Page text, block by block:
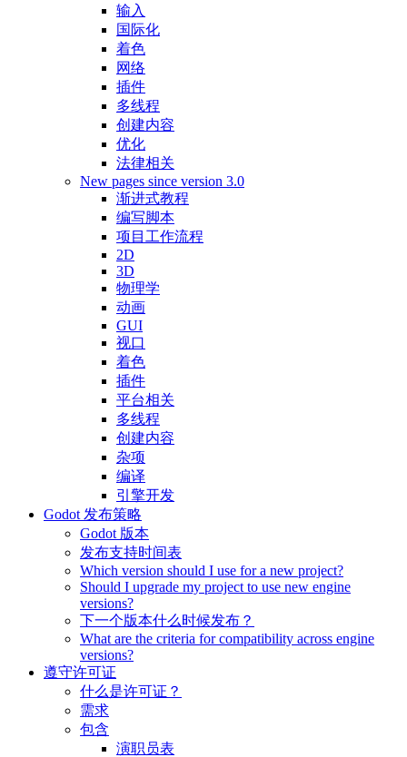
输入
国际化
着色
网络
插件
多线程
创建内容
优化
法律相关
New pages since version 3.0
渐进式教程
编写脚本
项目工作流程
2D
3D
物理学
动画
GUI
视口
着色
插件
平台相关
多线程
创建内容
杂项
编译
引擎开发
Godot 发布策略
Godot 版本
发布支持时间表
Which version should I use for a new project?
Should I upgrade my project to use new engine
versions?
下一个版本什么时候发布？
What are the criteria for compatibility across engine
versions?
遵守许可证
什么是许可证？
需求
包含
演职员表